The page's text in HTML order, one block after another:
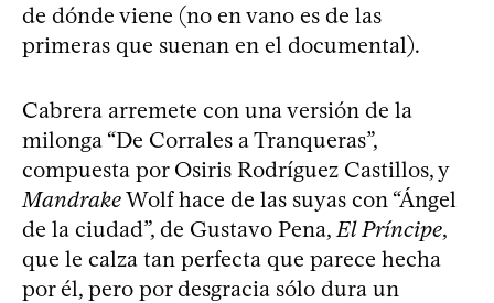
de dónde viene (no en vano es de las
primeras que suenan en el documental).
Cabrera arremete con una versión de la
milonga “De Corrales a Tranqueras”,
compuesta por Osiris Rodríguez Castillos, y
MandrakeWolf hace de las suyas con “Ángel
de la ciudad”, de Gustavo Pena, El Príncipe,
que le calza tan perfecta que parece hecha
por él, pero por desgracia sólo dura un